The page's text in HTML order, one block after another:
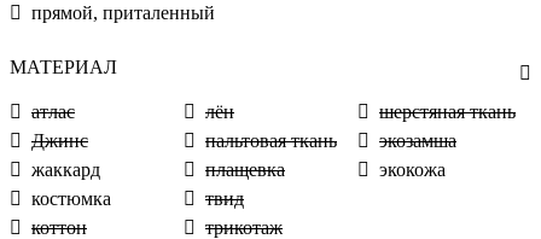
прямой, приталенный
МАТЕРИАЛ
атлас
Джинс
жаккард
костюмка
коттон
лён
пальтовая ткань
плащевка
твид
трикотаж
шерстяная ткань
экозамша
экокожа